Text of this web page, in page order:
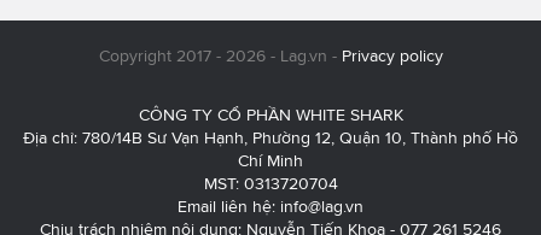
Copyright 2017 - 2026 - Lag.vn - Privacy policy
CÔNG TY CỔ PHẦN WHITE SHARK
Địa chỉ: 780/14B Sư Vạn Hạnh, Phường 12, Quận 10, Thành phố Hồ
Chí Minh
MST: 0313720704
Email liên hệ: info@lag.vn
Chịu trách nhiệm nội dung: Nguyễn Tiến Khoa - 077 261 5246